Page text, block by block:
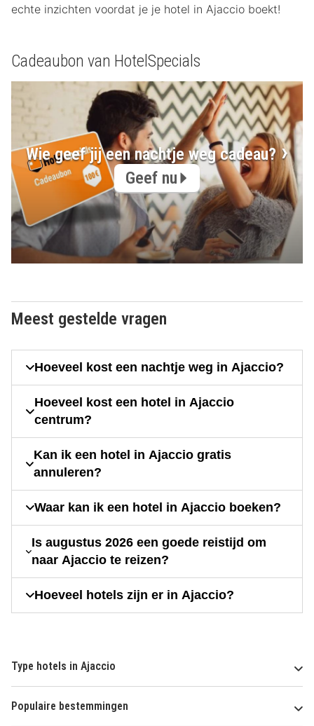
echte inzichten voordat je je hotel in Ajaccio boekt!
Cadeaubon van HotelSpecials
Wie geef jij een nachtje weg cadeau?
Geef nu
Meest gestelde vragen
Hoeveel kost een nachtje weg in Ajaccio?
Hoeveel kost een hotel in Ajaccio
centrum?
Kan ik een hotel in Ajaccio gratis
annuleren?
Waar kan ik een hotel in Ajaccio boeken?
Is augustus 2026 een goede reistijd om
naar Ajaccio te reizen?
Hoeveel hotels zijn er in Ajaccio?
Type hotels in Ajaccio
Populaire bestemmingen